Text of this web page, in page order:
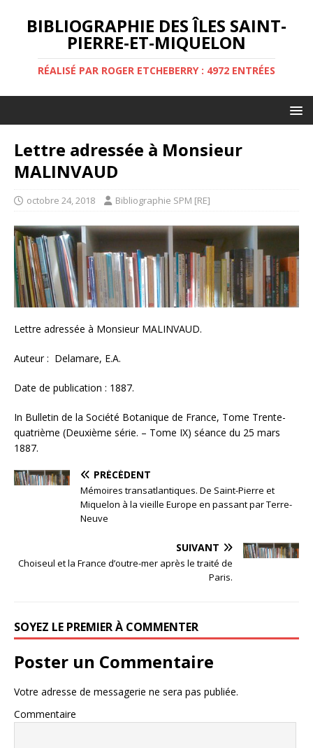
BIBLIOGRAPHIE DES ÎLES SAINT-
PIERRE-ET-MIQUELON
RÉALISÉ PAR ROGER ETCHEBERRY : 4972 ENTRÉES
Lettre adressée à Monsieur
MALINVAUD
octobre 24, 2018 Bibliographie SPM [RE]
Lettre adressée à Monsieur MALINVAUD.
Auteur : Delamare, E.A.
Date de publication : 1887.
In Bulletin de la Société Botanique de France, Tome Trente-
quatrième (Deuxième série. – Tome IX) séance du 25 mars
1887.
PRÉCÉDENT
Mémoires transatlantiques. De Saint-Pierre et
Miquelon à la vieille Europe en passant par Terre-
Neuve
SUIVANT
Choiseul et la France d’outre-mer après le traité de
Paris.
SOYEZ LE PREMIER À COMMENTER
Poster un Commentaire
Votre adresse de messagerie ne sera pas publiée.
Commentaire